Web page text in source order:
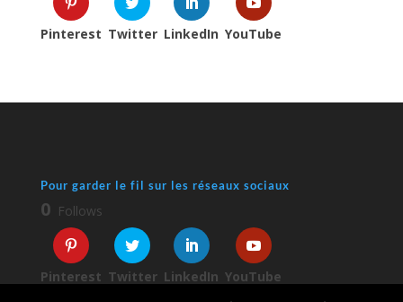
Pinterest Twitter LinkedIn YouTube
Pour garder le fil sur les réseaux sociaux
0 Follows
Pinterest Twitter LinkedIn YouTube